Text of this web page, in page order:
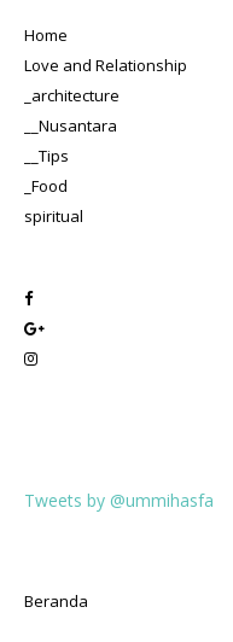
Home
Love and Relationship
_architecture
__Nusantara
__Tips
_Food
spiritual
Tweets by @ummihasfa
Beranda